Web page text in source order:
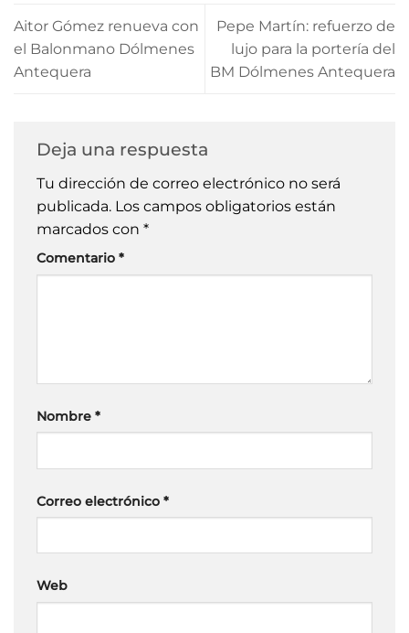
Aitor Gómez renueva con
el Balonmano Dólmenes
Antequera
Pepe Martín: refuerzo de
lujo para la portería del
BM Dólmenes Antequera
Deja una respuesta
Tu dirección de correo electrónico no será
publicada. Los campos obligatorios están
marcados con *
Comentario *
Nombre *
Correo electrónico *
Web